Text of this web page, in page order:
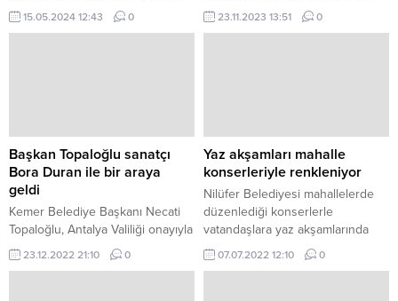
heyecan 26.
15.05.2024 12:43 0
30 Kasım’da CRR’de! Kabare
çigan ve klezmer müziğin en
Salonu’nda verecek.
23.11.2023 13:51 0
Başkan Topaloğlu sanatçı
Bora Duran ile bir araya
geldi
Kemer Belediye Başkanı Necati
Topaloğlu, Antalya Valiliği onayıyla
6 SMA hastası çocuk için
verilecek olan konser öncesi
23.12.2022 21:10 0
Yaz akşamları mahalle
konserleriyle renkleniyor
Nilüfer Belediyesi mahallelerde
düzenlediği konserlerle
vatandaşlara yaz akşamlarında
müzik keyfi yaşatıyor.
07.07.2022 12:10 0